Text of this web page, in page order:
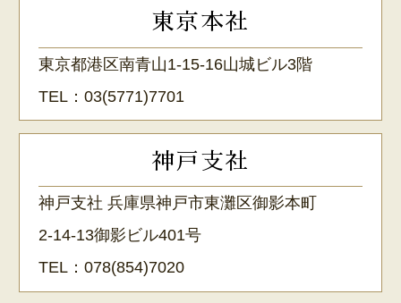
東京本社
東京都港区南青山1-15-16山城ビル3階
TEL：03(5771)7701
神戸支社
神戸支社 兵庫県神戸市東灘区御影本町
2-14-13御影ビル401号
TEL：078(854)7020